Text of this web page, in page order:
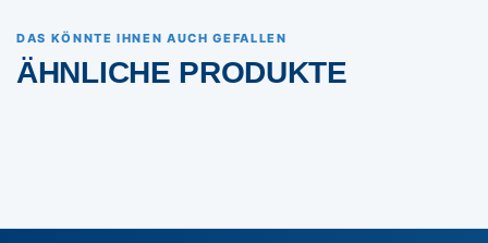
DAS KÖNNTE IHNEN AUCH GEFALLEN
ÄHNLICHE PRODUKTE